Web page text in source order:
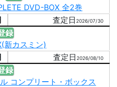
DVD-BOX 全2巻
2026/07/30
録
新カスミン)
2026/08/10
録
コンプリート・ボックス